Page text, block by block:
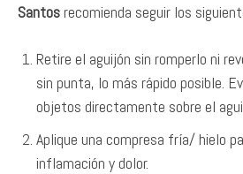
Santosrecomienda seguir los
Retire el aguijón sin romperlo ni
sin punta, lo más rápido posible.
objetos directamente sobre el
Aplique una compresa fría/ hielo
inflamación y dolor.